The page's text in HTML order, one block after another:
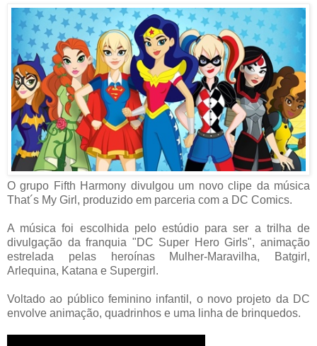
O grupo Fifth Harmony divulgou um novo clipe da música
That´s My Girl, produzido em parceria com a DC Comics.
A música foi escolhida pelo estúdio para ser a trilha de
divulgação da franquia "DC Super Hero Girls", animação
estrelada pelas heroínas Mulher-Maravilha, Batgirl,
Arlequina, Katana e Supergirl.
Voltado ao público feminino infantil, o novo projeto da DC
envolve animação, quadrinhos e uma linha de brinquedos.